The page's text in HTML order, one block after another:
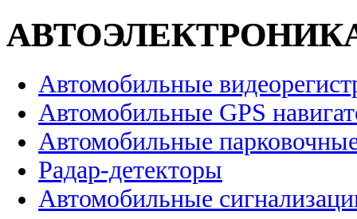
Автомобильные
Автомобильные GPS
Автомобильные
Радар-детекторы
Автомобильные